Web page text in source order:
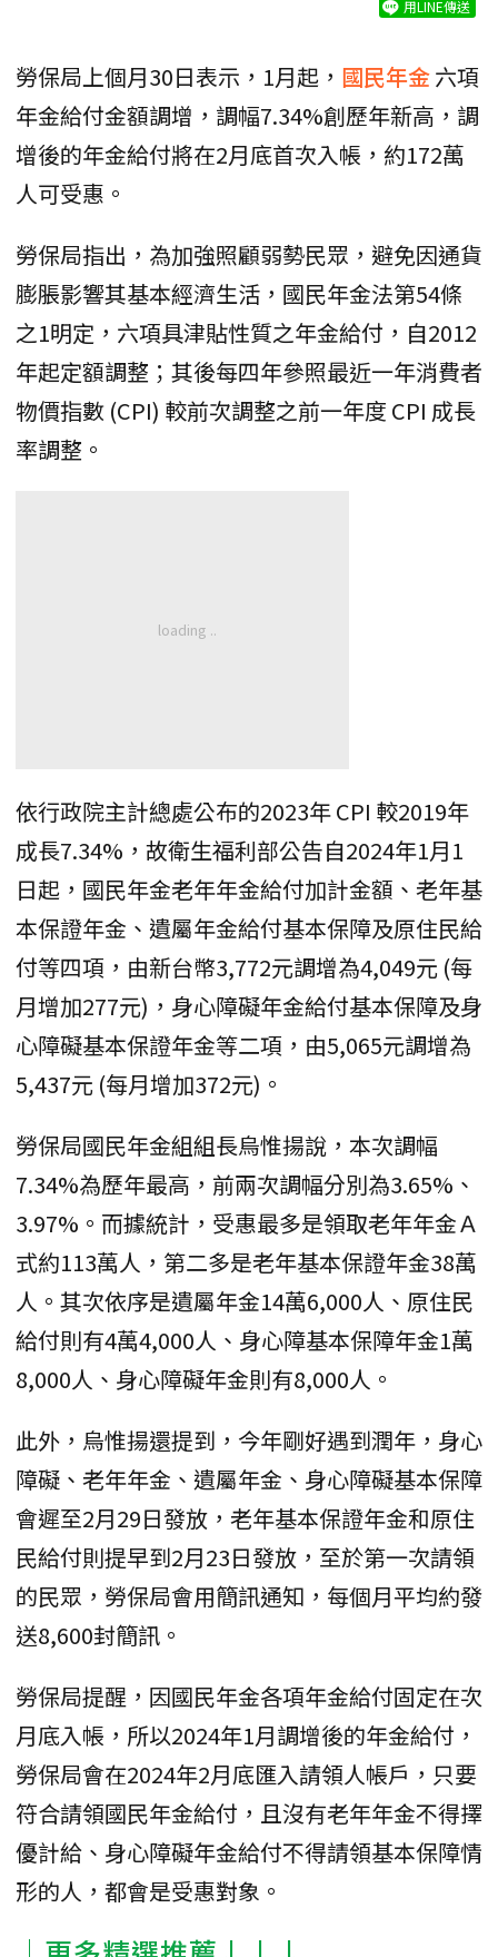
用LINE傳送
勞保局上個月30日表示，1月起， 國民年金六項
年金給付金額調增，調幅7.34%創歷年新高，調
增後的年金給付將在2月底首次入帳，約172萬
人可受惠。
勞保局指出，為加強照顧弱勢民眾，避免因通貨
膨脹影響其基本經濟生活，國民年金法第54條
之1明定，六項具津貼性質之年金給付，自2012
年起定額調整；其後每四年參照最近一年消費者
物價指數 (CPI) 較前次調整之前一年度 CPI 成長
率調整。
依行政院主計總處公布的2023年 CPI 較2019年
成長7.34%，故衛生福利部公告自2024年1月1
日起，國民年金老年年金給付加計金額、老年基
本保證年金、遺屬年金給付基本保障及原住民給
付等四項，由新台幣3,772元調增為4,049元 (每
月增加277元)，身心障礙年金給付基本保障及身
心障礙基本保證年金等二項，由5,065元調增為
5,437元 (每月增加372元)。
勞保局國民年金組組長烏惟揚說，本次調幅
7.34%為歷年最高，前兩次調幅分別為3.65%、
3.97%。而據統計，受惠最多是領取老年年金Ａ
式約113萬人，第二多是老年基本保證年金38萬
人。其次依序是遺屬年金14萬6,000人、原住民
給付則有4萬4,000人、身心障基本保障年金1萬
8,000人、身心障礙年金則有8,000人。
此外，烏惟揚還提到，今年剛好遇到潤年，身心
障礙、老年年金、遺屬年金、身心障礙基本保障
會遲至2月29日發放，老年基本保證年金和原住
民給付則提早到2月23日發放，至於第一次請領
的民眾，勞保局會用簡訊通知，每個月平均約發
送8,600封簡訊。
勞保局提醒，因國民年金各項年金給付固定在次
月底入帳，所以2024年1月調增後的年金給付，
勞保局會在2024年2月底匯入請領人帳戶，只要
符合請領國民年金給付，且沒有老年年金不得擇
優計給、身心障礙年金給付不得請領基本保障情
形的人，都會是受惠對象。